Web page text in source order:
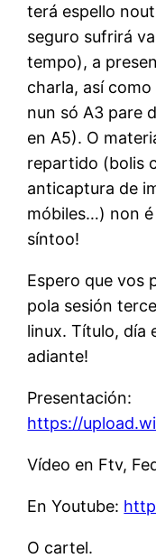
terá espello
seguro sufrirá
tempo), a
charla, así
nun só A3 pare
en A5). O
repartido (bolis
anticaptura de
móbiles…) non
síntoo!
Espero que vos
pola sesión
linux. Título, día
adiante!
Presentación:
https://
Vídeo en Ftv,
En Youtube:
O cartel.